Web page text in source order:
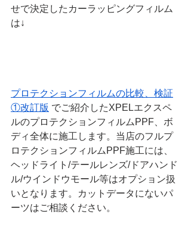
せで決定したカーラッピングフィルム
は↓
プロテクションフィルムの比較、検証
①改訂版 でご紹介したXPELエクスペ
ルのプロテクションフィルムPPF、ボ
ディ全体に施工します。当店のフルプ
ロテクションフィルムPPF施工には、
ヘッドライト/テールレンズ/ドアハンド
ル/ウインドウモール等はオプション扱
いとなります。カットデータにないパ
ーツはご相談ください。